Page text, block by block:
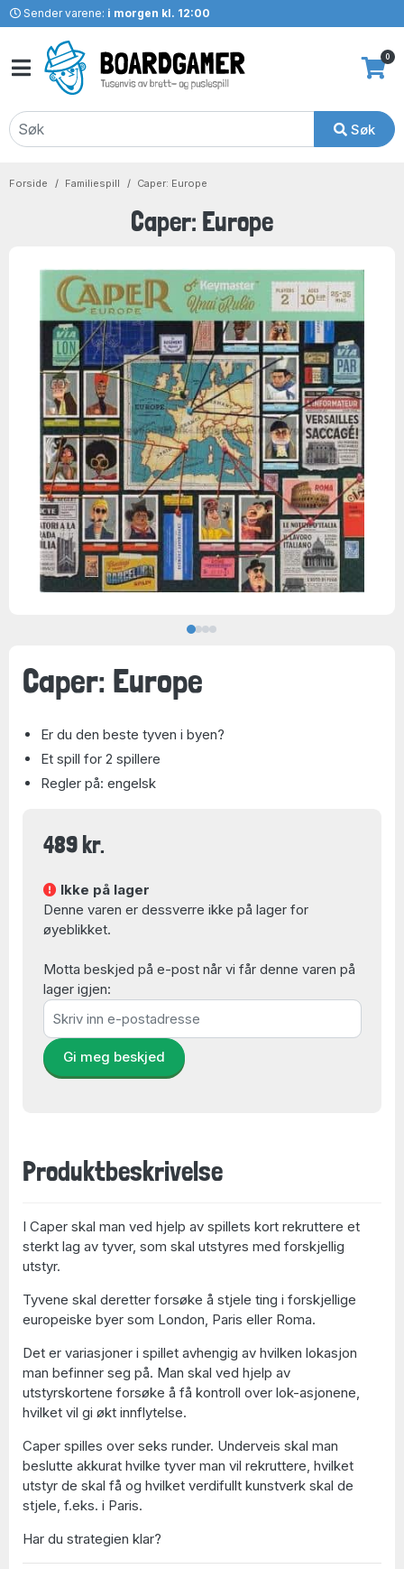
Sender varene: i morgen kl. 12:00
Søk
0
Forside Familiespill Caper: Europe
Caper: Europe
Caper: Europe
Er du den beste tyven i byen?
Et spill for 2 spillere
Regler på: engelsk
489 kr.
Ikke på lager
Denne varen er dessverre ikke på lager for
øyeblikket.
Motta beskjed på e-post når vi får denne varen på
lager igjen:
Gi meg beskjed
Produktbeskrivelse
I Caper skal man ved hjelp av spillets kort rekruttere et
sterkt lag av tyver, som skal utstyres med forskjellig
utstyr.
Tyvene skal deretter forsøke å stjele ting i forskjellige
europeiske byer som London, Paris eller Roma.
Det er variasjoner i spillet avhengig av hvilken lokasjon
man befinner seg på. Man skal ved hjelp av
utstyrskortene forsøke å få kontroll over lok-asjonene,
hvilket vil gi økt innflytelse.
Caper spilles over seks runder. Underveis skal man
beslutte akkurat hvilke tyver man vil rekruttere, hvilket
utstyr de skal få og hvilket verdifullt kunstverk skal de
stjele, f.eks. i Paris.
Har du strategien klar?